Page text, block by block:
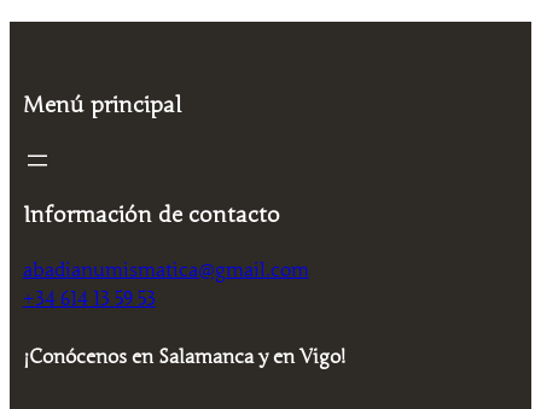
Menú principal
Información de contacto
abadianumismatica@gmail.com
+34 614 13 59 53
¡Conócenos en Salamanca y en Vigo!